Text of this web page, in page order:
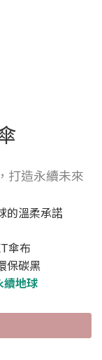
打造永續未來
的溫柔承諾
傘布
保碳黑
續地球